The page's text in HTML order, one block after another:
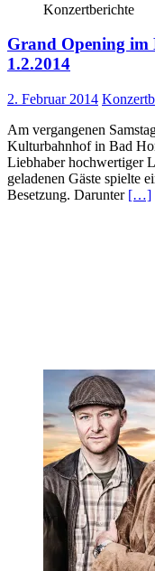
Konzertberichte
Grand Opening
1.2.2014
2. Februar 2014
Am vergangenen
Kulturbahnhof in Bad
Liebhaber hochwertiger
geladenen Gäste spielte
Besetzung. Darunter […]